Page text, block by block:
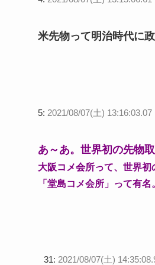
米先物って明治時代に
5: 2021/08/07(土)
あ～あ。世界初の先物
大阪コメ会所って、世界初
「堂島コメ会所」って有名
31: 2021/08/07(土)